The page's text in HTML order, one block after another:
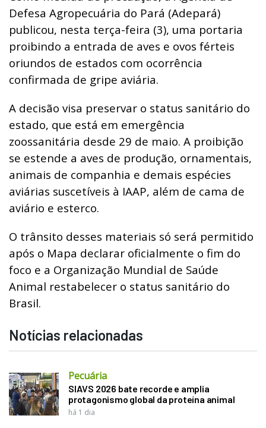
Defesa Agropecuária do Pará (Adepará)
publicou, nesta terça-feira (3), uma portaria
proibindo a entrada de aves e ovos férteis
oriundos de estados com ocorrência
confirmada de gripe aviária.
A decisão visa preservar o status sanitário do
estado, que está em emergência
zoossanitária desde 29 de maio. A proibição
se estende a aves de produção, ornamentais,
animais de companhia e demais espécies
aviárias suscetíveis à IAAP, além de cama de
aviário e esterco.
O trânsito desses materiais só será permitido
após o Mapa declarar oficialmente o fim do
foco e a Organização Mundial de Saúde
Animal restabelecer o status sanitário do
Brasil.
Notícias relacionadas
Pecuária
SIAVS 2026 bate recorde e amplia
protagonismo global da proteína animal
há 1 dia